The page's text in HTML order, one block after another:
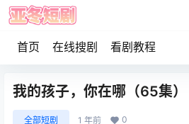
首页 在线搜剧 看剧教程
我的孩子，你在哪（65集）
全部短剧 1 年前 0